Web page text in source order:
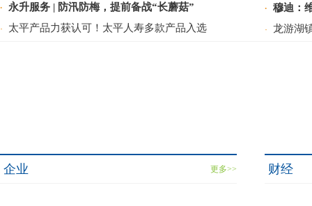
· 永升服务 | 防汛防梅，提前备战“长蘑菇”
· 太平产品力获认可！太平人寿多款产品入选
· 穆迪：
· 龙游湖
企业 更多>> 财经